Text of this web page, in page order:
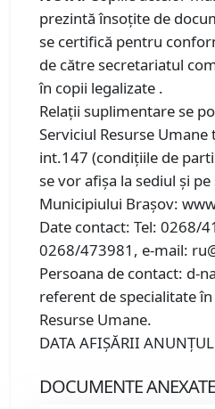
prezintă însoţite de
se certifică pentru
de către secretariatul
în copii legalizate .
Relaţii suplimentare se
Serviciul Resurse
int.147 (condiţiile de
se vor afişa la sediul şi
Municipiului Braşov:
Date contact: Tel: 0268/
0268/473981, e-mail:
Persoana de contact: d-
referent de specialitate
Resurse Umane.
DATA AFIŞĂRII
DOCUMENTE